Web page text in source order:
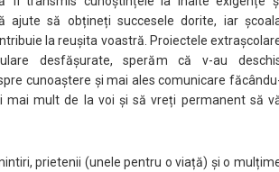
ajute să obțineți succesele dorite, iar
la reușita voastră. Proiectele
desfășurate, sperăm că v-au
cunoaștere și mai ales comunicare
mai mult de la voi și să vreți permanent să
prietenii (unele pentru o viață) și o